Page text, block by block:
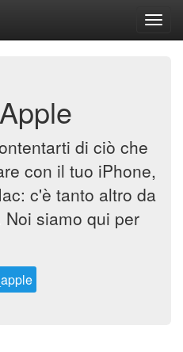
di ciò che
con il tuo iPhone,
c'è tanto altro da
Noi siamo qui per